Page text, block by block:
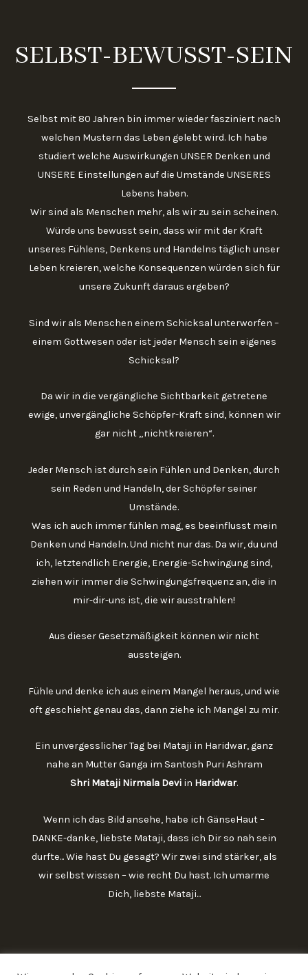
SELBST-BEWUSST-SEIN
Selbst mit 80 Jahren bin immer wieder fasziniert nach
welchen Mustern das Leben gelebt wird. Ich habe
studiert welche Auswirkungen UNSER Denken und
UNSERE Einstellungen auf die Umstände UNSERES
Lebens haben.
Wir sind als Menschen mehr, als wir zu sein scheinen.
Würde uns bewusst sein, dass wir mit der Kraft
unseres Fühlens, Denkens und Handelns täglich unser
Leben kreieren, welche Konsequenzen würden sich für
unsere Zukunft daraus ergeben?
Sind wir als Menschen einem Schicksal unterworfen –
einem Gottwesen oder ist jeder Mensch sein eigenes
Schicksal?
Da wir in die vergängliche Sichtbarkeit getretene
ewige, unvergängliche Schöpfer-Kraft sind, können wir
gar nicht „nichtkreieren“.
Jeder Mensch ist durch sein Fühlen und Denken, durch
sein Reden und Handeln, der Schöpfer seiner
Umstände.
Was ich auch immer fühlen mag, es beeinflusst mein
Denken und Handeln. Und nicht nur das. Da wir, du und
ich, letztendlich Energie, Energie-Schwingung sind,
ziehen wir immer die Schwingungsfrequenz an, die in
mir-dir-uns ist, die wir ausstrahlen!
Aus dieser Gesetzmäßigkeit können wir nicht
aussteigen.
Fühle und denke ich aus einem Mangel heraus, und wie
oft geschieht genau das, dann ziehe ich Mangel zu mir.
Ein unvergesslicher Tag bei Mataji in Haridwar, ganz
nahe an Mutter Ganga im Santosh Puri Ashram
Shri Mataji Nirmala Devi in Haridwar.
Wenn ich das Bild ansehe, habe ich GänseHaut –
DANKE-danke, liebste Mataji, dass ich Dir so nah sein
durfte... Wie hast Du gesagt? Wir zwei sind stärker, als
wir selbst wissen – wie recht Du hast. Ich umarme
Dich, liebste Mataji...